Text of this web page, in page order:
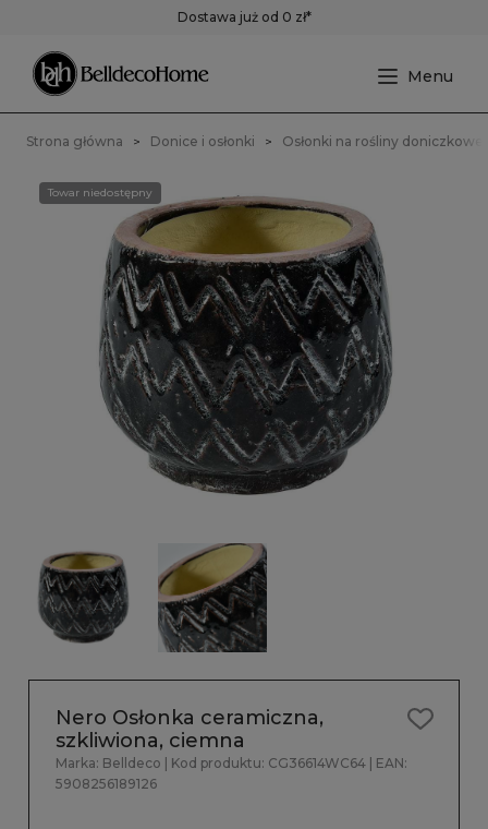
Dostawa już od 0 zł*
Strona główna Donice i osłonki Osłonki na rośliny doniczkowe
Towar niedostępny
Nero Osłonka ceramiczna,
szkliwiona, ciemna
Marka: Belldeco | Kod produktu: CG36614WC64
| EAN:
5908256189126